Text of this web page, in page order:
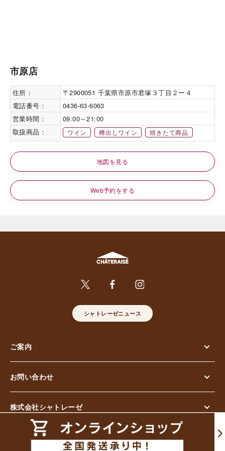
市原店
住所：
〒2900051 千葉県市原市君塚３丁目２ー４
電話番号：
0436-63-6063
営業時間：
09:00～21:00
取扱商品：
ワイン 樽出しワイン 焼きたて商品
地図を見る
Web予約をする
シャトレーゼニュース
ご案内
お問い合わせ
株式会社シャトレーゼ
© Chateraise Co.,Ltd. All Rights Reserved.